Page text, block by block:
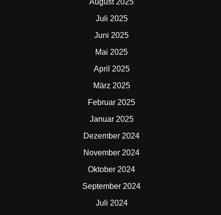
August 2025
Juli 2025
Juni 2025
Mai 2025
April 2025
März 2025
Februar 2025
Januar 2025
Dezember 2024
November 2024
Oktober 2024
September 2024
Juli 2024